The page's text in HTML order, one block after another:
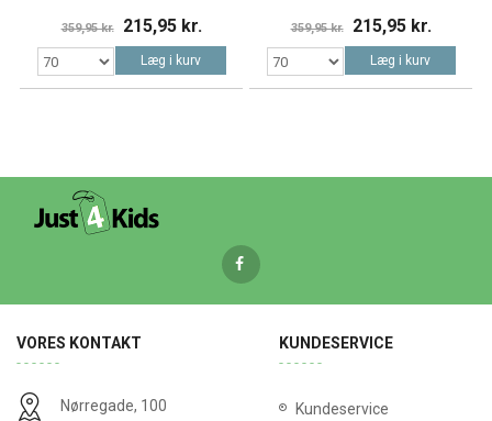
359,95 kr. 215,95 kr.
Læg i kurv
359,95 kr. 215,95 kr.
Læg i kurv
VORES KONTAKT
Nørregade, 100
KUNDESERVICE
Kundeservice